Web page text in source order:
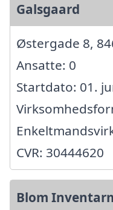
Galsgaard
Østergade 8,
Ansatte: 0
Startdato: 01.
CVR: 30444620
Blom